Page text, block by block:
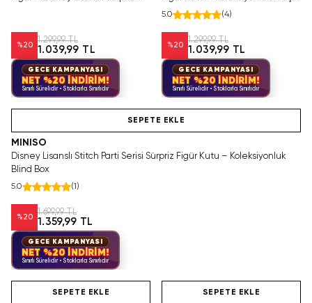
%20
1.299,99 TL
1.039,99 TL
GECE KAMPANYASI
NET %20 İNDİRİM!
Sınırlı Sürelidir • Stoklarla Sınırlıdır
Seri
5.0 (4)
%20
1.299,99 TL
1.039,99 TL
GECE KAMPANYASI
NET %20 İNDİRİM!
Sınırlı Sürelidir • Stoklarla Sınırlıdır
SEPETE EKLE
MINISO
Disney Lisanslı Stitch Parti Serisi Sürpriz Figür Kutu – Koleksiyonluk
Blind Box
5.0 (1 )
%20
1.699,99 TL
1.359,99 TL
GECE KAMPANYASI
NET %20 İNDİRİM!
Sınırlı Sürelidir • Stoklarla Sınırlıdır
SEPETE EKLE SEPETE EKLE